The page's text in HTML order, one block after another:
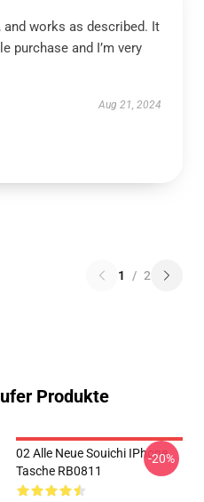
works as described. It
purchase and I’m very
Aug 21, 2024
1 / 2
Produkte
02 Alle Neue Souichi IPhone
Tasche RB0811
-20%